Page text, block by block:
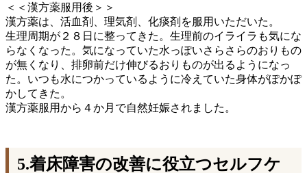
＜＜漢方薬服用後＞＞
漢方薬は、活血剤、理気剤、化痰剤を服用いただいた。
生理周期が２８日に整ってきた。生理前のイライラも気にな
らなくなった。気になっていた水っぽいさらさらのおりもの
が無くなり、排卵前だけ伸びるおりものが出るようになっ
た。いつも水につかっているように冷えていた身体がぽかぽ
かしてきた。
漢方薬服用から４か月で自然妊娠されました。
5.着床障害の改善に役立つセルフケ